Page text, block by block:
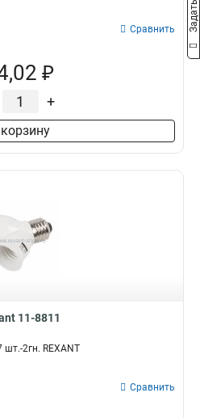
Сравнить
₽
+
11-8811
2гн. REXANT
Сравнить